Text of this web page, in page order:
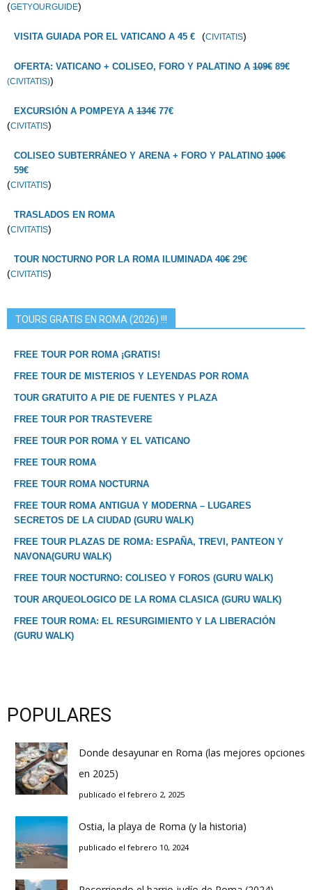
(GETYOURGUIDE)
VISITA GUIADA POR EL VATICANO A 45 € (CIVITATIS)
OFERTA: VATICANO + COLISEO, FORO Y PALATINO A 109€ 89€
(CIVITATIS))
EXCURSIÓN A POMPEYA A 134€ 77€
(CIVITATIS)
COLISEO SUBTERRÁNEO Y ARENA + FORO Y PALATINO 100€
59€
(CIVITATIS)
TRASLADOS EN ROMA
(CIVITATIS)
TOUR NOCTURNO POR LA ROMA ILUMINADA 40€ 29€
(CIVITATIS)
TOURS GRATIS EN ROMA (2026) !!!
FREE TOUR POR ROMA ¡GRATIS!
FREE TOUR DE MISTERIOS Y LEYENDAS POR ROMA
TOUR GRATUITO A PIE DE FUENTES Y PLAZA
FREE TOUR POR TRASTEVERE
FREE TOUR POR ROMA Y EL VATICANO
FREE TOUR ROMA
FREE TOUR ROMA NOCTURNA
FREE TOUR ROMA ANTIGUA Y MODERNA – LUGARES
SECRETOS DE LA CIUDAD (GURU WALK)
FREE TOUR PLAZAS DE ROMA: ESPAÑA, TREVI, PANTEON Y
NAVONA(GURU WALK)
FREE TOUR NOCTURNO: COLISEO Y FOROS (GURU WALK)
TOUR ARQUEOLOGICO DE LA ROMA CLASICA (GURU WALK)
FREE TOUR ROMA: EL RESURGIMIENTO Y LA LIBERACIÓN
(GURU WALK)
POPULARES
Donde desayunar en Roma (las mejores opciones
en 2025)
publicado el febrero 2, 2025
Ostia, la playa de Roma (y la historia)
publicado el febrero 10, 2024